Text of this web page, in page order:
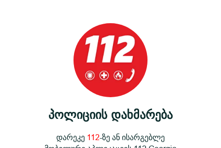
პოლიციის დახმარება
დარეკე 112-ზე ან ისარგებლე